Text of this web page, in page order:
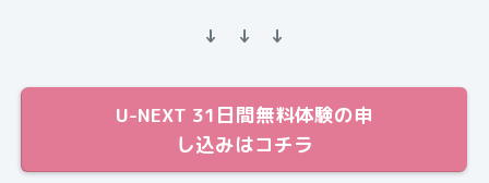
↓ ↓ ↓
U-NEXT 31日間無料体験の申
し込みはコチラ